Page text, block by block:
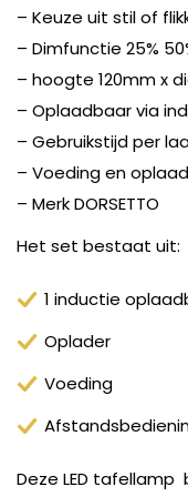
– Keuze uit stil of
– Dimfunctie 25%
– hoogte 120mm x
– Oplaadbaar via
– Gebruikstijd per
– Voeding en
– Merk DORSETTO
Het set bestaat uit:
1 inductie
Oplader
Voeding
Deze LED tafellamp